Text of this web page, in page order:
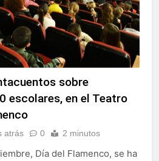
sobre
escolares, en el Teatro
atrás 0 2 minutos
Día del Flamenco, se ha